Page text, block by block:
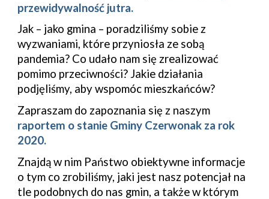
przewidywalność jutra.
Jak – jako gmina – poradziliśmy sobie z
wyzwaniami, które przyniosła ze sobą
pandemia? Co udało nam się zrealizować
pomimo przeciwności? Jakie działania
podjęliśmy, aby wspomóc mieszkańców?
raportem o stanie Gminy Czerwonak za rok
2020.
Znajdą w nim Państwo obiektywne informacje
o tym co zrobiliśmy, jaki jest nasz potencjał na
tle podobnych do nas gmin, a także w którym